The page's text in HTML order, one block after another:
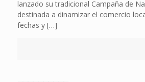
lanzado su tradicional Campaña de
destinada a dinamizar el comercio
fechas y[…]